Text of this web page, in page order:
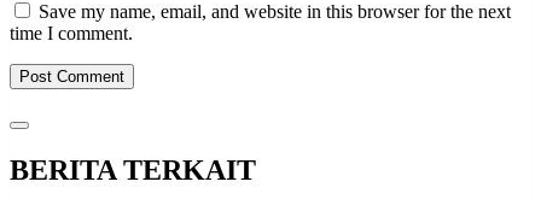
Save my name, email, and website in this browser for the next
time I comment.
BERITA TERKAIT